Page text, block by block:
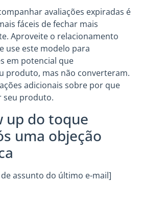
avaliações expiradas é
fáceis de fechar mais
Aproveite o relacionamento
use este modelo para
em potencial que
produto, mas não converteram.
adicionais sobre por que
seu produto.
up do toque
uma objeção
de assunto do último e-mail]